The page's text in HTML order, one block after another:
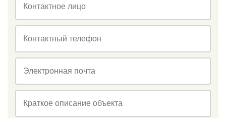
Контактное лицо
Контактный телефон
Электронная почта
Краткое описание объекта